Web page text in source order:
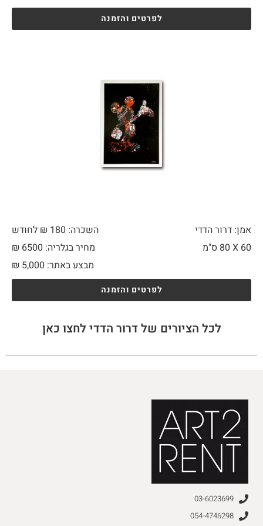
לפרטים והזמנה
אמן: דרור הדדי
השכרה: 180 ₪ לחודש
60 X
מחיר בגלריה: 6500 ₪
מבצע באתר:
₪ 5,000
לפרטים והזמנה
לכל הציורים של דרור הדדי לחצו כאן
03-6023699
054-4746298